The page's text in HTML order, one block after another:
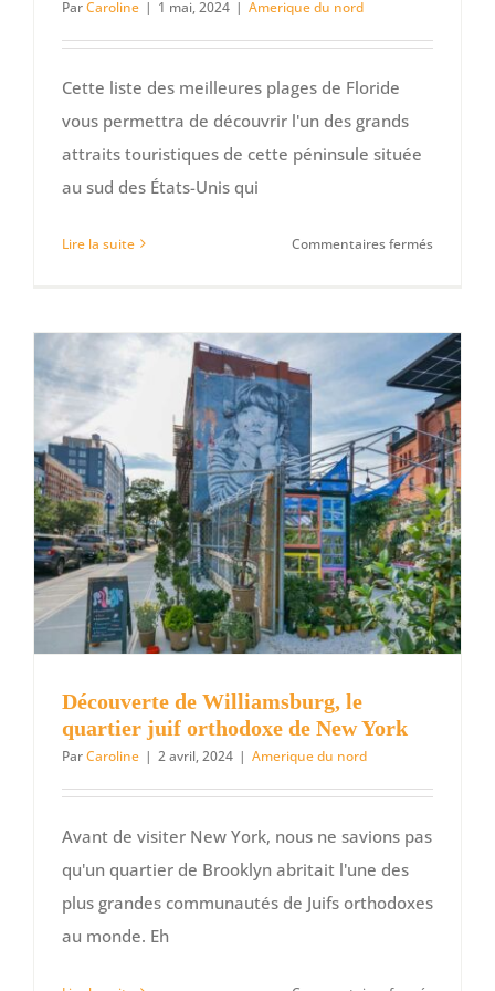
ParCaroline | 1 mai, 2024 | Amerique du nord
Cette liste des meilleures plages de Floride
vous permettra de découvrir l'un des grands
attraits touristiques de cette péninsule située
au sud des États-Unis qui
Lire la suite Commentaires ferméssur
plus
belles
plages
de
Floride
Découverte de Williamsburg, le
quartier juif orthodoxe de New York
ParCaroline | 2 avril, 2024 | Amerique du nord
Avant de visiter New York, nous ne savions pas
qu'un quartier de Brooklyn abritait l'une des
plus grandes communautés de Juifs orthodoxes
au monde. Eh